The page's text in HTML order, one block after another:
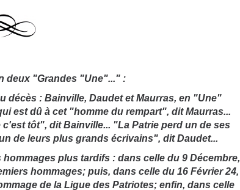
deux "Grandes "Une"..." :
décès : Bainville, Daudet et Maurras, en "Une"
est dû à cet "homme du rempart", dit Maurras...
tôt", dit Bainville... "La Patrie perd un de ses
de leurs plus grands écrivains", dit Daudet...
plus tardifs : dans celle du 9 Décembre,
hommages; puis, dans celle du 16 Février 24,
de la Ligue des Patriotes; enfin, dans celle